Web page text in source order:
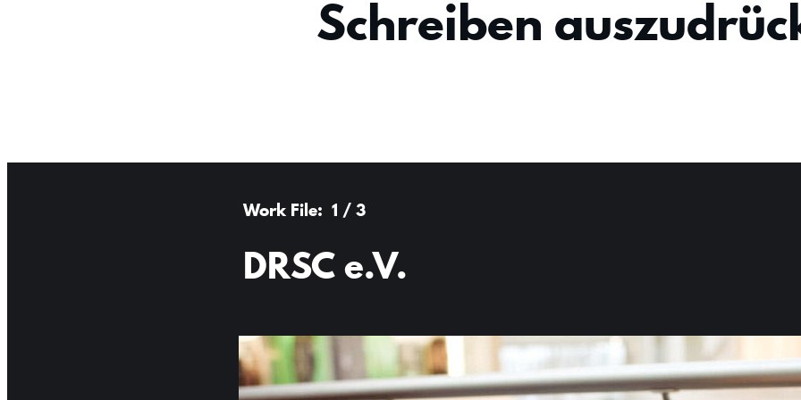
Schreiben
1 / 3
DRSC e.V.